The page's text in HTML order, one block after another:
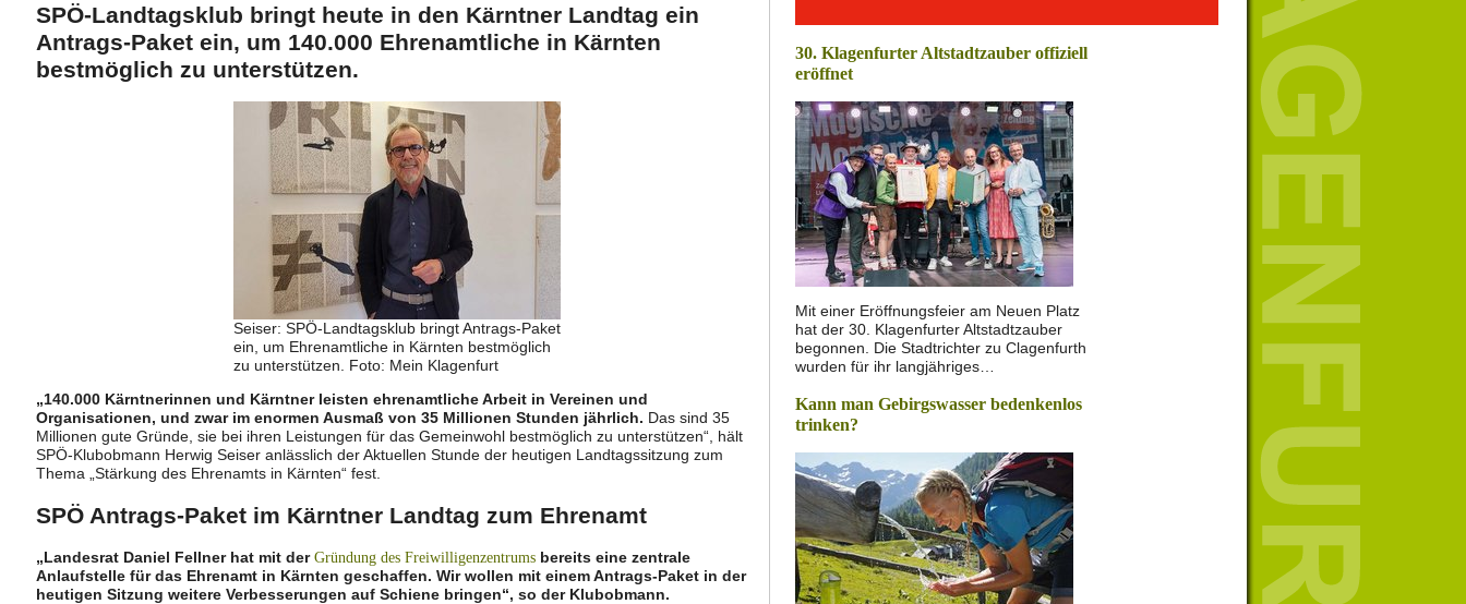
SPÖ-Landtagsklub bringt heute in den Kärntner Landtag ein
Antrags-Paket ein, um 140.000 Ehrenamtliche in Kärnten
bestmöglich zu unterstützen.
Seiser: SPÖ-Landtagsklub bringt Antrags-Paket
ein, um Ehrenamtliche in Kärnten bestmöglich
zu unterstützen. Foto: Mein Klagenfurt
„140.000 Kärntnerinnen und Kärntner leisten ehrenamtliche Arbeit in Vereinen und
Organisationen, und zwar im enormen Ausmaß von 35 Millionen Stunden jährlich. Das sind 35
Millionen gute Gründe, sie bei ihren Leistungen für das Gemeinwohl bestmöglich zu unterstützen“, hält
SPÖ-Klubobmann Herwig Seiser anlässlich der Aktuellen Stunde der heutigen Landtagssitzung zum
Thema „Stärkung des Ehrenamts in Kärnten“ fest.
SPÖ Antrags-Paket im Kärntner Landtag zum Ehrenamt
„Landesrat Daniel Fellner hat mit der Gründung des Freiwilligenzentrumsbereits eine zentrale
Anlaufstelle für das Ehrenamt in Kärnten geschaffen. Wir wollen mit einem Antrags-Paket in der
heutigen Sitzung weitere Verbesserungen auf Schiene bringen“, so der Klubobmann.
30. Klagenfurter Altstadtzauber offiziell
eröffnet
Mit einer Eröffnungsfeier am Neuen Platz
hat der 30. Klagenfurter Altstadtzauber
begonnen. Die Stadtrichter zu Clagenfurth
wurden für ihr langjähriges…
Kann man Gebirgswasser bedenkenlos
trinken?